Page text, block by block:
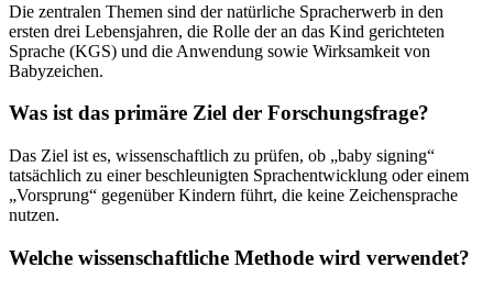
Die zentralen Themen sind der natürliche Spracherwerb in den
ersten drei Lebensjahren, die Rolle der an das Kind gerichteten
Sprache (KGS) und die Anwendung sowie Wirksamkeit von
Babyzeichen.
Was ist das primäre Ziel der Forschungsfrage?
Das Ziel ist es, wissenschaftlich zu prüfen, ob „baby signing“
tatsächlich zu einer beschleunigten Sprachentwicklung oder einem
„Vorsprung“ gegenüber Kindern führt, die keine Zeichensprache
nutzen.
Welche wissenschaftliche Methode wird verwendet?